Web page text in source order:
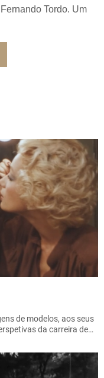
Tordo. Um
de modelos, aos seus
da carreira de…